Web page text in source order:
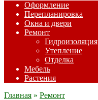
Оформление
Перепланировка
Окна и двери
Ремонт
Гидроизоляция
Утепление
Отделка
Мебель
Растения
Главная » Ремонт